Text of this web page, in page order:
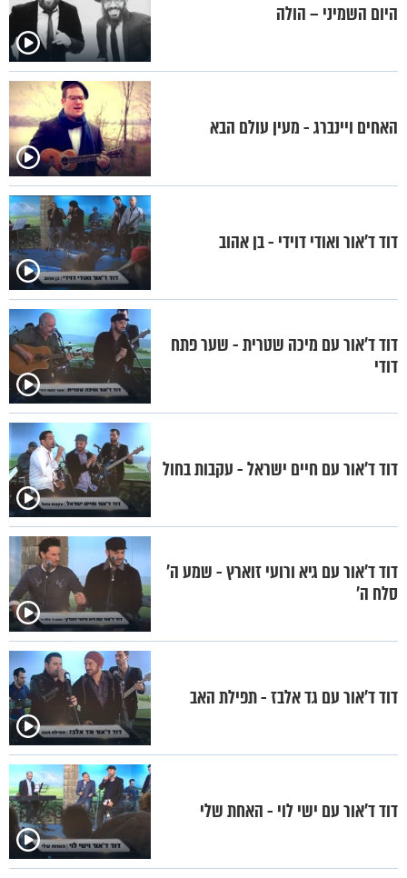
היום השמיני – הולה
האחים ויינברג - מעין עולם הבא
דוד ד'אור ואודי דוידי - בן אהוב
דוד ד'אור עם מיכה שטרית - שער פתח
דודי
דוד ד'אור עם חיים ישראל - עקבות בחול
דוד ד'אור עם גיא ורועי זוארץ - שמע ה'
סלח ה'
דוד ד'אור עם גד אלבז - תפילת האב
דוד ד'אור עם ישי לוי - האחת שלי